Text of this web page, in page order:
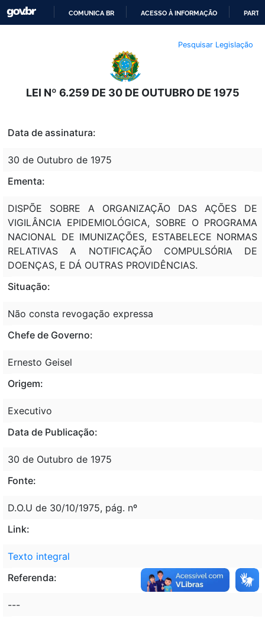
O
CONTEÚDO
COMUNICA BR ACESSO À INFORMAÇÃO
Pesquisar Legislação
LEI Nº 6.259 DE 30 DE OUTUBRO DE 1975
Data de assinatura:
30 de Outubro de 1975
Ementa:
DISPÕE SOBRE A ORGANIZAÇÃO DAS AÇÕES DE
VIGILÂNCIA EPIDEMIOLÓGICA, SOBRE O PROGRAMA
NACIONAL DE IMUNIZAÇÕES, ESTABELECE NORMAS
RELATIVAS A NOTIFICAÇÃO COMPULSÓRIA DE
DOENÇAS, E DÁ OUTRAS PROVIDÊNCIAS.
Situação:
Não consta revogação expressa
Chefe de Governo:
Ernesto Geisel
Origem:
Executivo
Data de Publicação:
30 de Outubro de 1975
Fonte:
D.O.U de 30/10/1975, pág. nº
Link:
Texto integral
Referenda:
---